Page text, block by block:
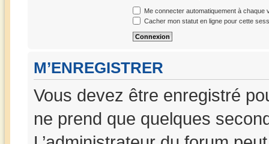
Me connecter automatiquement à chaque
Cacher mon statut en ligne pour cette
M’ENREGISTRER
Vous devez être enregistré
ne prend que quelques